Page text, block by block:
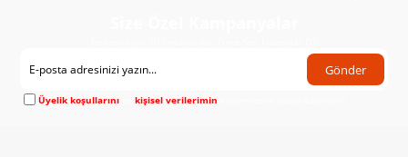
Gönder
Üyelik koşullarını vekişisel verilerimin